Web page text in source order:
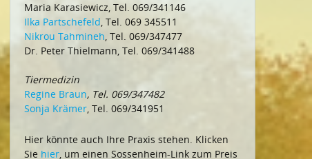
Maria Karasiewicz, Tel. 069/341146
Ilka Partschefeld, Tel. 069 345511
Nikrou Tahmineh, Tel. 069/347477
Dr. Peter Thielmann, Tel. 069/341488
Tiermedizin
Regine Braun, Tel. 069/347482
Sonja Krämer, Tel. 069/341951
Hier könnte auch Ihre Praxis stehen. Klicken
Sie hier, um einen Sossenheim-Link zum Preis